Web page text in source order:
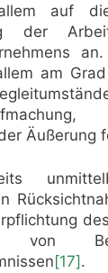
auf
der
am
Äußerung
von
[17] .